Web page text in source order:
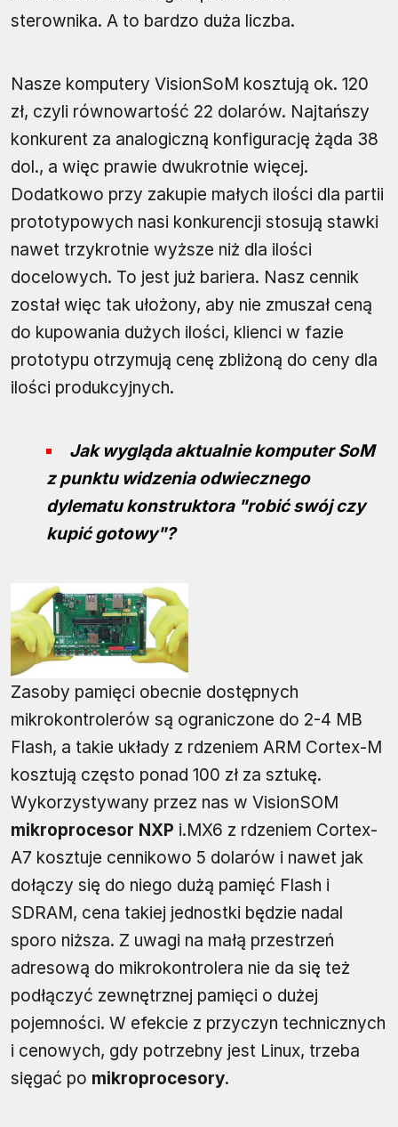
sterownika. A to bardzo duża liczba.
Nasze komputery VisionSoM kosztują ok. 120
zł, czyli równowartość 22 dolarów. Najtańszy
konkurent za analogiczną konfigurację żąda 38
dol., a więc prawie dwukrotnie więcej.
Dodatkowo przy zakupie małych ilości dla partii
prototypowych nasi konkurencji stosują stawki
nawet trzykrotnie wyższe niż dla ilości
docelowych. To jest już bariera. Nasz cennik
został więc tak ułożony, aby nie zmuszał ceną
do kupowania dużych ilości, klienci w fazie
prototypu otrzymują cenę zbliżoną do ceny dla
ilości produkcyjnych.
Jak wygląda aktualnie komputer SoM
z punktu widzenia odwiecznego
dylematu konstruktora "robić swój czy
kupić gotowy"?
Zasoby pamięci obecnie dostępnych
mikrokontrolerów są ograniczone do 2-4 MB
Flash, a takie układy z rdzeniem ARM Cortex-M
kosztują często ponad 100 zł za sztukę.
Wykorzystywany przez nas w VisionSOM
mikroprocesor NXP i.MX6 z rdzeniem Cortex-
A7 kosztuje cennikowo 5 dolarów i nawet jak
dołączy się do niego dużą pamięć Flash i
SDRAM, cena takiej jednostki będzie nadal
sporo niższa. Z uwagi na małą przestrzeń
adresową do mikrokontrolera nie da się też
podłączyć zewnętrznej pamięci o dużej
pojemności. W efekcie z przyczyn technicznych
i cenowych, gdy potrzebny jest Linux, trzeba
sięgać po mikroprocesory.